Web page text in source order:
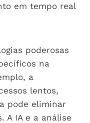
em tempo real
poderosas
na
a
lentos,
pode eliminar
A IA e a análise